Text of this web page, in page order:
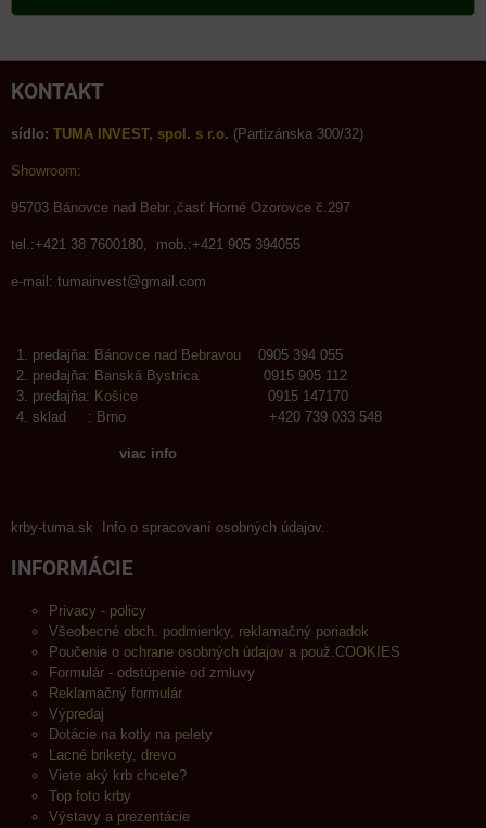
KONTAKT
sídlo: TUMA INVEST, spol. s r.o. (Partizánska 300/32)
Showroom:
95703 Bánovce nad Bebr.,časť Horné Ozorovce č.297
tel.:+421 38 7600180, mob.:+421 905 394055
e-mail: tumainvest@gmail.com
predajňa: Bánovce nad Bebravou 0905 394 055
predajňa: Banská Bystrica 0915 905 112
predajňa: Košice 0915 147170
sklad : Brno +420 739 033 548
viac info
krby-tuma.sk Info o spracovaní osobných údajov.
INFORMÁCIE
Privacy - policy
Všeobecné obch. podmienky, reklamačný poriadok
Poučenie o ochrane osobných údajov a použ.COOKIES
Formulár - odstúpenie od zmluvy
Reklamačný formulár
Výpredaj
Dotácie na kotly na pelety
Lacné brikety, drevo
Viete aký krb chcete?
Top foto krby
Výstavy a prezentácie